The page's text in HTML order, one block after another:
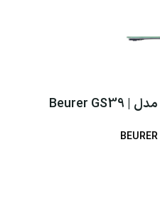
ترازو دیجیتالی سخنگو بیورر مدل Beurer GS39 |